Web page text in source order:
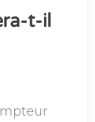
t-il